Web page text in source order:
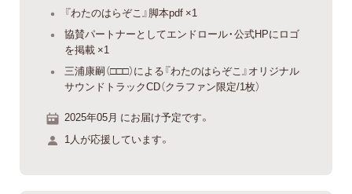
『わたのはらぞこ』脚本pdf ×1
協賛パートナーとしてエンドロール・公式HPにロゴ
を掲載 ×1
三浦康嗣（□□□）による『わたのはらぞこ』オリジナル
サウンドトラックCD（クラファン限定/1枚）
2025年05月 にお届け予定です。
1人が応援しています。